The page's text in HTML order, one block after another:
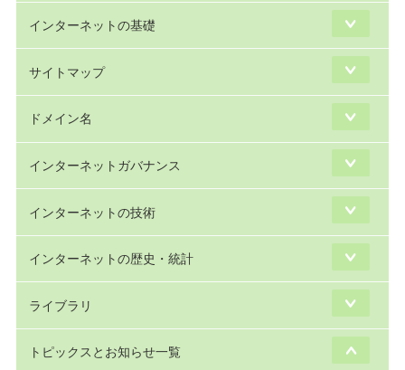
インターネットの基礎
サイトマップ
ドメイン名
インターネットガバナンス
インターネットの技術
インターネットの歴史・統計
ライブラリ
トピックスとお知らせ一覧